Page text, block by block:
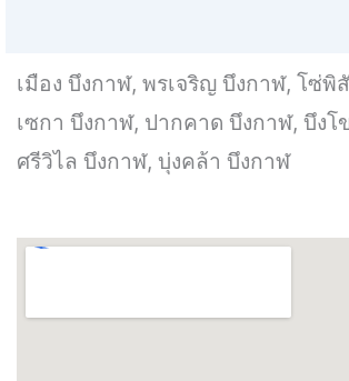
เมือง บึงกาฬ, พรเจริญ บึงกาฬ, โซ่พิ
เซกา บึงกาฬ, ปากคาด บึงกาฬ, บึงโ
ศรีวิไล บึงกาฬ, บุ่งคล้า บึงกาฬ